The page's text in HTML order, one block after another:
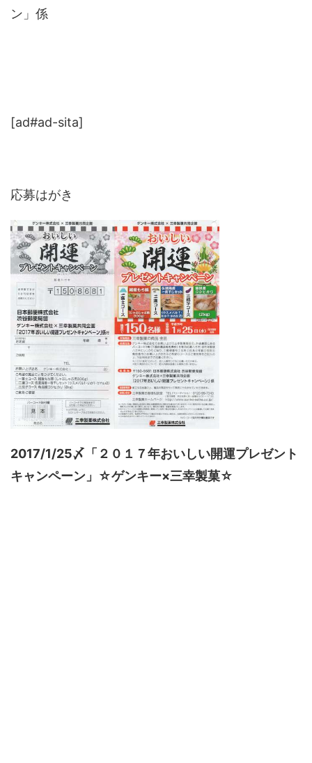
ン」係
[ad#ad-sita]
応募はがき
2017/1/25〆「２０１７年おいしい開運プレゼント
キャンペーン」☆ゲンキー×三幸製菓☆